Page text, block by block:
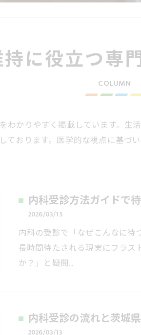
に役立つ専
COLUMN
わかりやすく掲載しています。
ております。医学的な視点に基づ
内科受診方法ガイドで
2026/03/15
内科の受診で「なぜこんなに
長時間待たされる現実にフラス
か？」と疑問…
内科受診の流れと茨城
2026/03/13